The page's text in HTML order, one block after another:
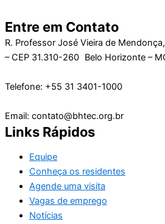
Entre em Contato
R. Professor José Vieira de
– CEP 31.310-260 Belo Horizonte –
Telefone: +55 31 3401-1000
Email: contato@bhtec.org.br
Links Rápidos
Equipe
Conheça os residentes
Agende uma visita
Vagas de emprego
Notícias